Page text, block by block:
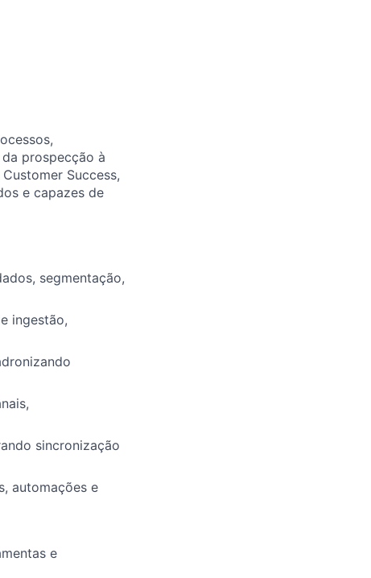
prospecção à
Success,
e capazes de
segmentação,
ingestão,
sincronização
automações e
e